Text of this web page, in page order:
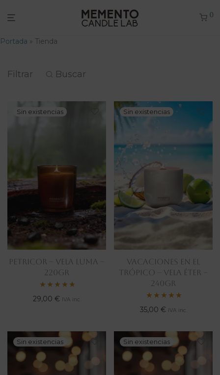
0
Portada » Tienda
Filtrar Buscar
PETRICOR – VELA LUMA –
220gr
Valorado
29,00 € IVA inc.
VACACIONES EN EL
TRÓPICO – VELA ÉTER –
240gr
Valorado
de 5
35,00 € IVA inc.